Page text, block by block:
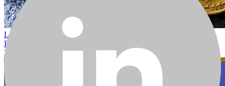
Les ETF cryptés enregistrent des milliards d’entrées alors que le
Bitcoin atteint de nouveaux sommets
2025-12-03